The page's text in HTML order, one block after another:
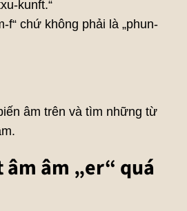
kunft.“
f“ chứ không phải là „phun-
âm trên và tìm những từ
âm âm „er“ quá